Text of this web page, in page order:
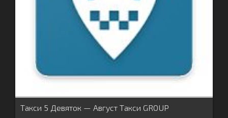
Такси 5 Девяток — Август Такси GROUP